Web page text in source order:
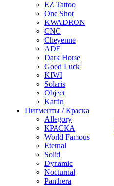
EZ Tattoo
One Shot
KWADRON
CNC
Cheyenne
ADF
Dark Horse
Good Luck
KIWI
Solaris
Object
Kartin
Пигменты / Краска
Allegory
КРАСКА
World Famous
Eternal
Solid
Dynamic
Nocturnal
Panthera